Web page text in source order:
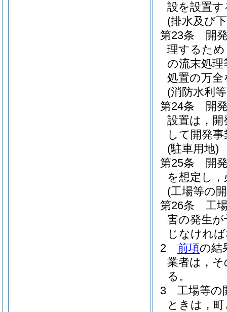
設を設置
(排水及び
第23条
開
理するた
の流末処
処置の万
(消防水利
第24条
開
設置は，
して開発
(駐車用地)
第25条
開
を想定し
(工場等の
第26条
工
害の発生
じなけれ
2
前項の結
業者は，
る。
3
工場等の
ときは，